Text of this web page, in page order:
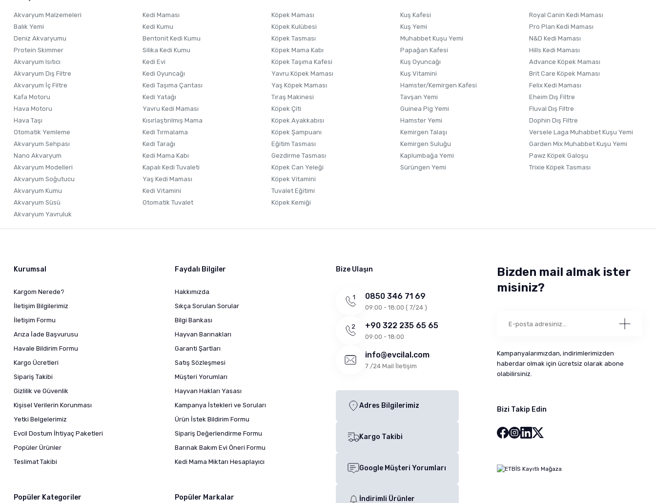
Ürünü Satın Al ve Yorumla
Ürün açıklamasında eksik bilgiler bulunuyor.
Ürün fiyatı diğer sitelerden daha pahalı.
Bu ürüne benzer farklı alternatifler olmalı.
Gönder
Akvaryum Malzemeleri
Balık Yemi
Deniz Akvaryumu
Protein Skimmer
Akvaryum Isıtıcı
Akvaryum Dış Filtre
Akvaryum İç Filtre
Kafa Motoru
Hava Motoru
Hava Taşı
Otomatik Yemleme
Akvaryum Sehpası
Nano Akvaryum
Akvaryum Modelleri
Akvaryum Soğutucu
Akvaryum Kumu
Akvaryum Süsü
Akvaryum Yavruluk
Kedi Maması
Kedi Kumu
Bentonit Kedi Kumu
Silika Kedi Kumu
Kedi Evi
Kedi Oyuncağı
Kedi Taşıma Çantası
Kedi Yatağı
Yavru Kedi Maması
Kısırlaştırılmış Mama
Kedi Tırmalama
Kedi Tarağı
Kedi Mama Kabı
Kapalı Kedi Tuvaleti
Yaş Kedi Maması
Kedi Vitamini
Otomatik Tuvalet
Köpek Maması
Köpek Kulübesi
Köpek Tasması
Köpek Mama Kabı
Köpek Taşıma Kafesi
Yavru Köpek Maması
Yaş Köpek Maması
Tıraş Makinesi
Köpek Çiti
Köpek Ayakkabısı
Köpek Şampuanı
Eğitim Tasması
Gezdirme Tasması
Köpek Can Yeleği
Köpek Vitamini
Tuvalet Eğitimi
Köpek Kemiği
Kuş Kafesi
Kuş Yemi
Muhabbet Kuşu Yemi
Papağan Kafesi
Kuş Oyuncağı
Kuş Vitamini
Hamster/Kemirgen Kafesi
Tavşan Yemi
Guinea Pig Yemi
Hamster Yemi
Kemirgen Talaşı
Kemirgen Suluğu
Kaplumbağa Yemi
Sürüngen Yemi
Royal Canin Kedi Maması
Pro Plan Kedi Maması
N&D Kedi Maması
Hills Kedi Maması
Advance Köpek Maması
Brit Care Köpek Maması
Felix Kedi Maması
Eheim Dış Filtre
Fluval Dış Filtre
Dophin Dış Filtre
Versele Laga Muhabbet Kuşu Yemi
Garden Mix Muhabbet Kuşu Yemi
Pawz Köpek Galoşu
Trixie Köpek Tasması
Kurumsal
Kargom Nerede?
İletişim Bilgilerimiz
İletişim Formu
Arıza İade Başvurusu
Havale Bildirim Formu
Kargo Ücretleri
Sipariş Takibi
Gizlilik ve Güvenlik
Kişisel Verilerin Korunması
Yetki Belgelerimiz
Evcil Dostum İhtiyaç Paketleri
Popüler Ürünler
Teslimat Takibi
Faydalı Bilgiler
Hakkımızda
Sıkça Sorulan Sorular
Bilgi Bankası
Hayvan Barınakları
Garanti Şartları
Satış Sözleşmesi
Müşteri Yorumları
Hayvan Hakları Yasası
Kampanya İstekleri ve Soruları
Ürün İstek Bildirim Formu
Sipariş Değerlendirme Formu
Barınak Bakım Evi Öneri Formu
Kedi Mama Miktarı Hesaplayıcı
Popüler Kategoriler Popüler Markalar
Bize Ulaşın
0850 346 71 69
09:00 - 18:00 ( 7/24 )
+90 322 235 65 65
09:00 - 18:00
info@evcilal.com
7 /24 Mail İletişim
Adres Bilgilerimiz
Kargo Takibi
Google Müşteri Yorumları
İndirimli Ürünler
Bizden mail almak ister
misiniz?
Kampanyalarımızdan, indirimlerimizden
haberdar olmak için ücretsiz olarak abone
olabilirsiniz.
Bizi Takip Edin